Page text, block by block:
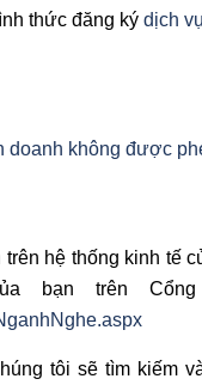
thức đăng kýdịch
không được
hệ thống kinh tế
bạn trên
tôi sẽ tìm kiếm